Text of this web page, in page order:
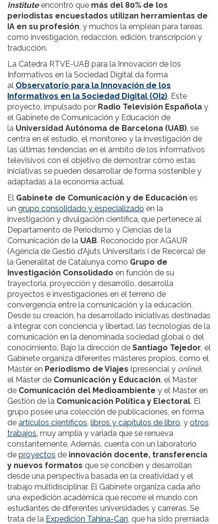
Instituteencontró que más del 80% de los
periodistas encuestados utilizan herramientas de
IA en su profesión, y muchos la emplean para tareas
como investigación, redacción, edición, transcripción y
traducción.
La Cátedra RTVE-UAB para la Innovación de los
Informativos en la Sociedad Digital da forma
al Observatorio para la Innovación de los
Informativos en la Sociedad Digital (OI2). Este
proyecto, impulsado por Radio Televisión Española y
el Gabinete de Comunicación y Educación de
la Universidad Autónoma de Barcelona (UAB), se
centra en el estudio, el monitoreo y la investigación de
las últimas tendencias en el ámbito de los informativos
televisivos con el objetivo de demostrar cómo estas
iniciativas se pueden desarrollar de forma sostenible y
adaptadas a la economía actual.
El Gabinete de Comunicación y de Educación es
un grupo consolidado y especializado en la
investigación y divulgación científica, que pertenece al
Departamento de Periodismo y Ciencias de la
Comunicación de la UAB. Reconocido por AGAUR
(Agència de Gestió d’Ajuts Universitaris i de Recerca) de
la Generalitat de Catalunya como Grupo de
Investigación Consolidado en función de su
trayectoria, proyección y desarrollo, desarrolla
proyectos e investigaciones en el terreno de
convergencia entre la comunicación y la educación.
Desde su creación, ha desarrollado iniciativas destinadas
a integrar, con conciencia y libertad, las tecnologías de la
comunicación en la denominada sociedad global o del
conocimiento. Bajo la dirección de Santiago Tejedor, el
Gabinete organiza diferentes másteres propios, como el
Máster en Periodismo de Viajes (presencial y online),
el Máster de Comunicación y Educación, el Máster
de Comunicación del Medioambiente y el Máster en
Gestión de la Comunicación Política y Electoral. El
grupo posee una colección de publicaciones, en forma
de artículos científicos, libros y capítulos de libro, y otros
trabajos, muy amplia y variada que se renueva
constantemente. Además, cuenta con un laboratorio
de proyectos de innovación docente, transferencia
y nuevos formatos que se conciben y desarrollan
desde una perspectiva basada en la creatividad y el
trabajo multidisciplinar. El Gabinete organiza cada año
una expedición académica que recorre el mundo con
estudiantes de diferentes universidades y carreras. Se
trata de la Expedición Tahina-Can, que ha sido premiada